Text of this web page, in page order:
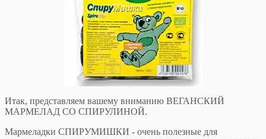
Итак, представляем вашему вниманию ВЕГАНСКИЙ
МАРМЕЛАД СО СПИРУЛИНОЙ.
Мармеладки СПИРУМИШКИ - очень полезные для